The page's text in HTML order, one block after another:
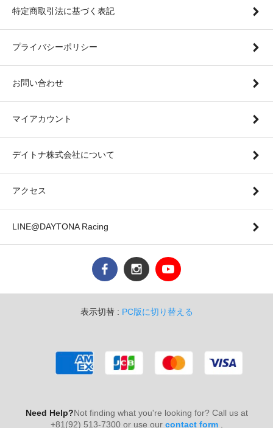
特定商取引法に基づく表記
プライバシーポリシー
お問い合わせ
マイアカウント
デイトナ株式会社について
アクセス
LINE@DAYTONA Racing
表示切替 : PC版に切り替える
Need Help?Not finding what you're looking for? Call us at
+81(92) 513-7300 or use our contact form.